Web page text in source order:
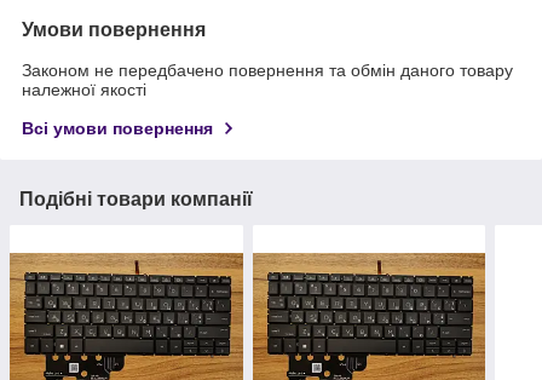
Умови повернення
Законом не передбачено повернення та обмін даного товару
належної якості
Всі умови повернення
Подібні товари компанії